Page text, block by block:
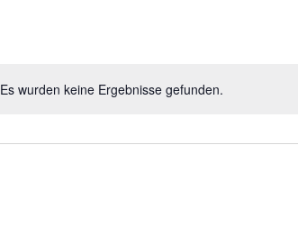
Es wurden keine Ergebnisse gefunden.